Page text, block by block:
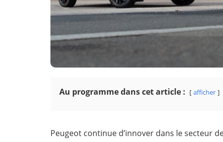
Au programme dans cet article : afficher
Peugeot continue d’innover dans le secteur